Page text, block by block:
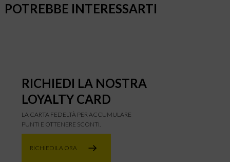
POTREBBE INTERESSARTI
RICHIEDI LA NOSTRA
LOYALTY CARD
LA CARTA FEDELTÀ PER ACCUMULARE
PUNTI E OTTENERE SCONTI.
RICHIEDILA ORA